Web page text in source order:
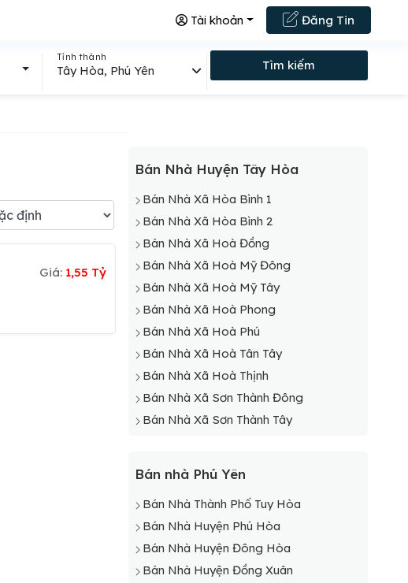
Đăng Tin
Tài khoản
Giá: 1,55 Tỷ
Bán Nhà Huyện Tây Hòa
Bán Nhà Xã Hòa Bình 1
Bán Nhà Xã Hòa Bình 2
Bán Nhà Xã Hoà Đồng
Bán Nhà Xã Hoà Mỹ Đông
Bán Nhà Xã Hoà Mỹ Tây
Bán Nhà Xã Hoà Phong
Bán Nhà Xã Hoà Phú
Bán Nhà Xã Hoà Tân Tây
Bán Nhà Xã Hoà Thịnh
Bán Nhà Xã Sơn Thành Đông
Bán Nhà Xã Sơn Thành Tây
Bán nhà Phú Yên
Bán Nhà Thành Phố Tuy Hòa
Bán Nhà Huyện Phú Hòa
Bán Nhà Huyện Đông Hòa
Bán Nhà Huyện Đồng Xuân
Tỉnh thành
Tây Hòa, Phú Yên Tìm kiếm